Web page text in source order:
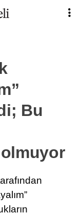
Bu